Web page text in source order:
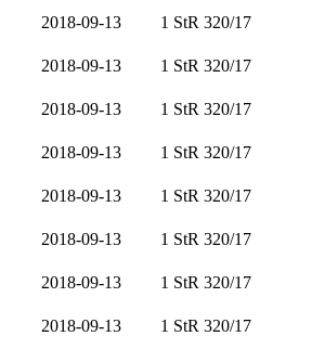
2018-09-13 1 StR 320/17
2018-09-13 1 StR 320/17
2018-09-13 1 StR 320/17
2018-09-13 1 StR 320/17
2018-09-13 1 StR 320/17
2018-09-13 1 StR 320/17
2018-09-13 1 StR 320/17
2018-09-13 1 StR 320/17